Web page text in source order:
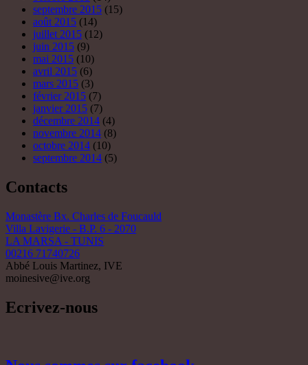
Contacts
Monastère Bx. Charles de Foucauld
Villa Lavigerie - B.P. 6 - 2070
LA MARSA - TUNIS
00216 71740726
Abbé Louis Martinez, IVE
moinesive@ive.org
Ecrivez-nous
Nous sommes sur facebook
Abonnez-vous à ce blog par email.
Saisissez votre adresse email pour vous abonner à ce blog et
recevoir une notification de chaque nouvel article par email.